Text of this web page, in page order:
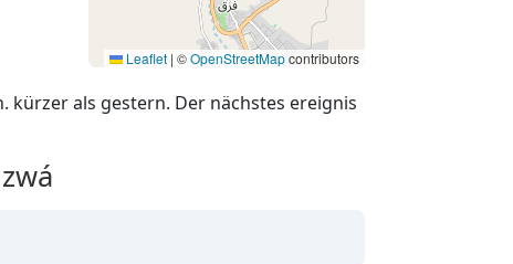
Leaflet | ©OpenStreetMapcontributors
kürzer als gestern. Der nächstes ereignis